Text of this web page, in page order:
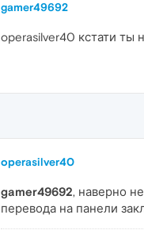
gamer49692
operasilver40 кстати ты
operasilver40
gamer49692, наверно
перевода на панели